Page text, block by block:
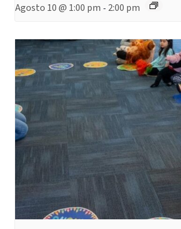
Agosto 10 @ 1:00 pm - 2:00 pm